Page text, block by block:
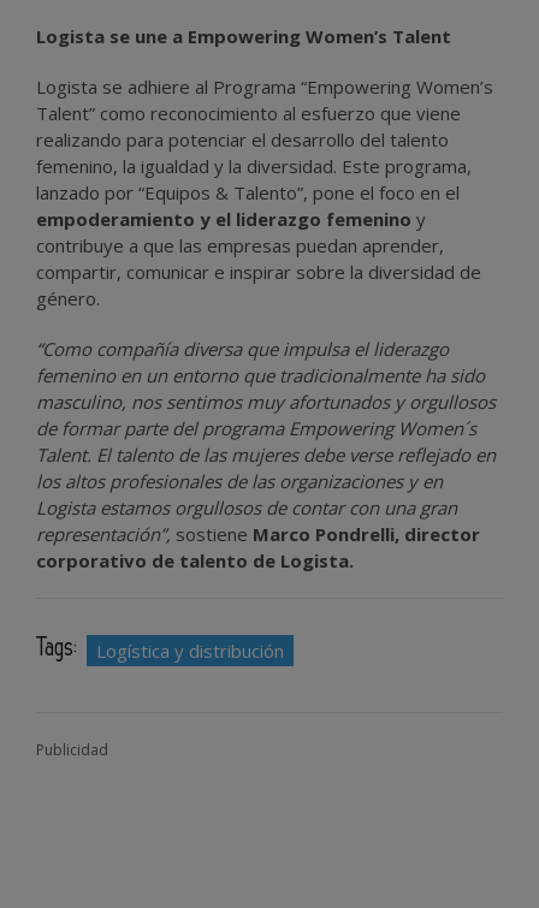
Logista se une a Empowering Women’s Talent
Logista se adhiere al Programa “Empowering Women’s
Talent” como reconocimiento al esfuerzo que viene
realizando para potenciar el desarrollo del talento
femenino, la igualdad y la diversidad. Este programa,
lanzado por “Equipos & Talento”, pone el foco en el
empoderamiento y el liderazgo femenino y
contribuye a que las empresas puedan aprender,
compartir, comunicar e inspirar sobre la diversidad de
género.
“Como compañía diversa que impulsa el liderazgo
femenino en un entorno que tradicionalmente ha sido
masculino, nos sentimos muy afortunados y orgullosos
de formar parte del programa Empowering Women´s
Talent. El talento de las mujeres debe verse reflejado en
los altos profesionales de las organizaciones y en
Logista estamos orgullosos de contar con una gran
representación”, sostiene Marco Pondrelli, director
corporativo de talento de Logista.
Tags: Logística y distribución
Publicidad